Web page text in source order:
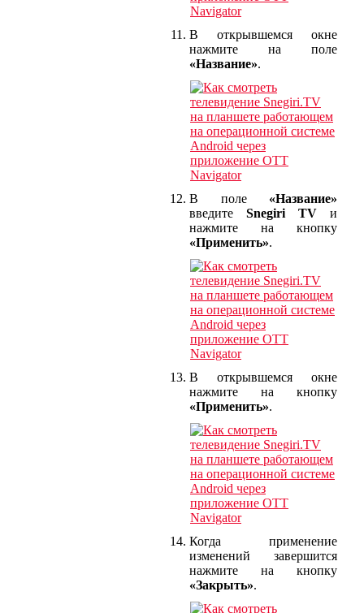
В открывшемся окне
нажмите на поле
«Название».
В поле «Название»
введите Snegiri TV и
нажмите на кнопку
«Применить».
В открывшемся окне
нажмите на кнопку
«Применить».
Когда применение
изменений завершится
нажмите на кнопку
«Закрыть».